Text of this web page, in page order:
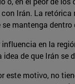
Irán. La
mantenga
en la
de que Irán se
motivo, no